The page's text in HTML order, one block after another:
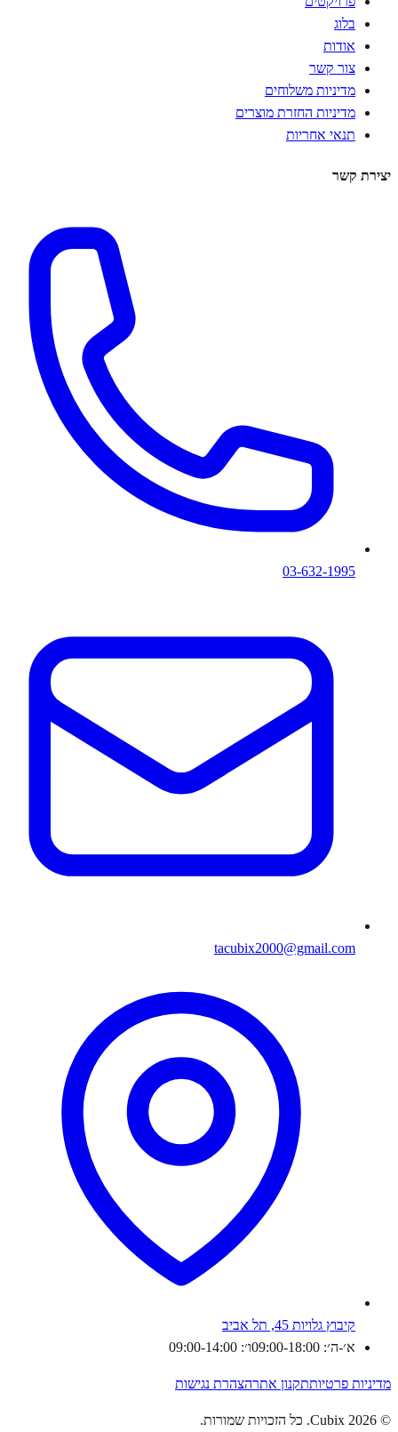
בלוג
אודות
צור קשר
מדיניות משלוחים
מדיניות החזרת מוצרים
תנאי אחריות
יצירת קשר
03-632-1995
tacubix2000@gmail.com
קיבוץ גלויות 45, תל אביב
א׳-ה׳: 09:00-18:00
ו׳: 09:00-14:00
מדיניות פרטיותתקנון אתרהצהרת נגישות
©
2026